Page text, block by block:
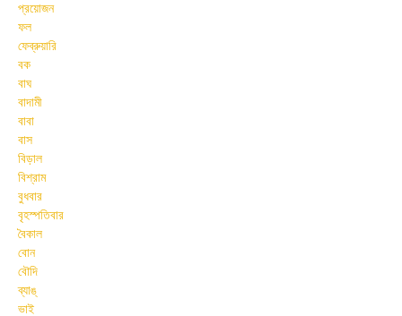
প্রয়োজন
ফল
ফেব্রুয়ারি
বক
বাঘ
বাদামী
বাবা
বাস
বিড়াল
বিশ্রাম
বুধবার
বৃহস্পতিবার
বৈকাল
বোন
বৌদি
ব্যাঙ্
ভাই